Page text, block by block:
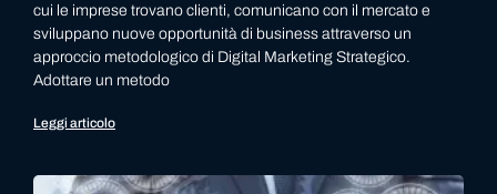
cui le imprese trovano clienti, comunicano con il mercato e
sviluppano nuove opportunità di business attraverso un
approccio metodologico di Digital Marketing Strategico.
Adottare un metodo
Leggi articolo